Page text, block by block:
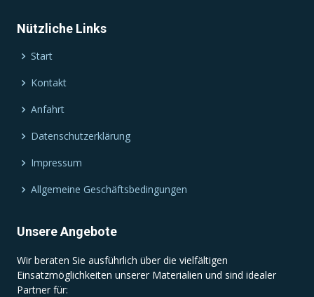
Nützliche Links
Start
Kontakt
Anfahrt
Datenschutzerklärung
Impressum
Allgemeine Geschäftsbedingungen
Unsere Angebote
Wir beraten Sie ausführlich über die vielfältigen
Einsatzmöglichkeiten unserer Materialien und sind idealer
Partner für: